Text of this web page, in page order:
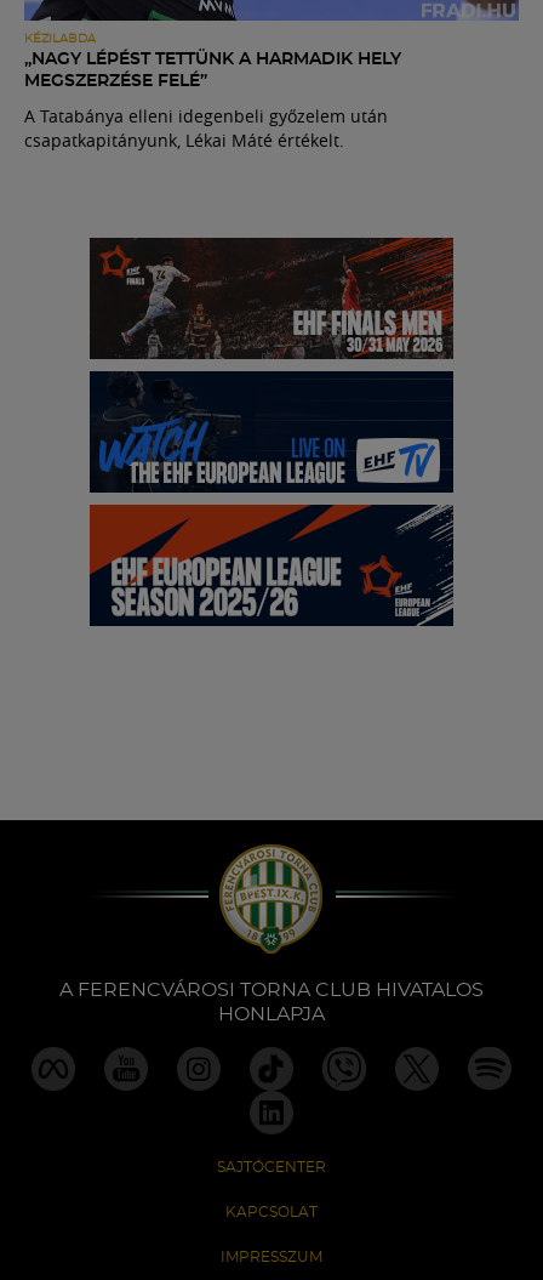
KÉZILABDA
„NAGY LÉPÉST TETTÜNK A HARMADIK HELY
MEGSZERZÉSE FELÉ”
A Tatabánya elleni idegenbeli győzelem után
csapatkapitányunk, Lékai Máté értékelt.
A FERENCVÁROSI TORNA CLUB HIVATALOS
HONLAPJA
SAJTÓCENTER
KAPCSOLAT
IMPRESSZUM